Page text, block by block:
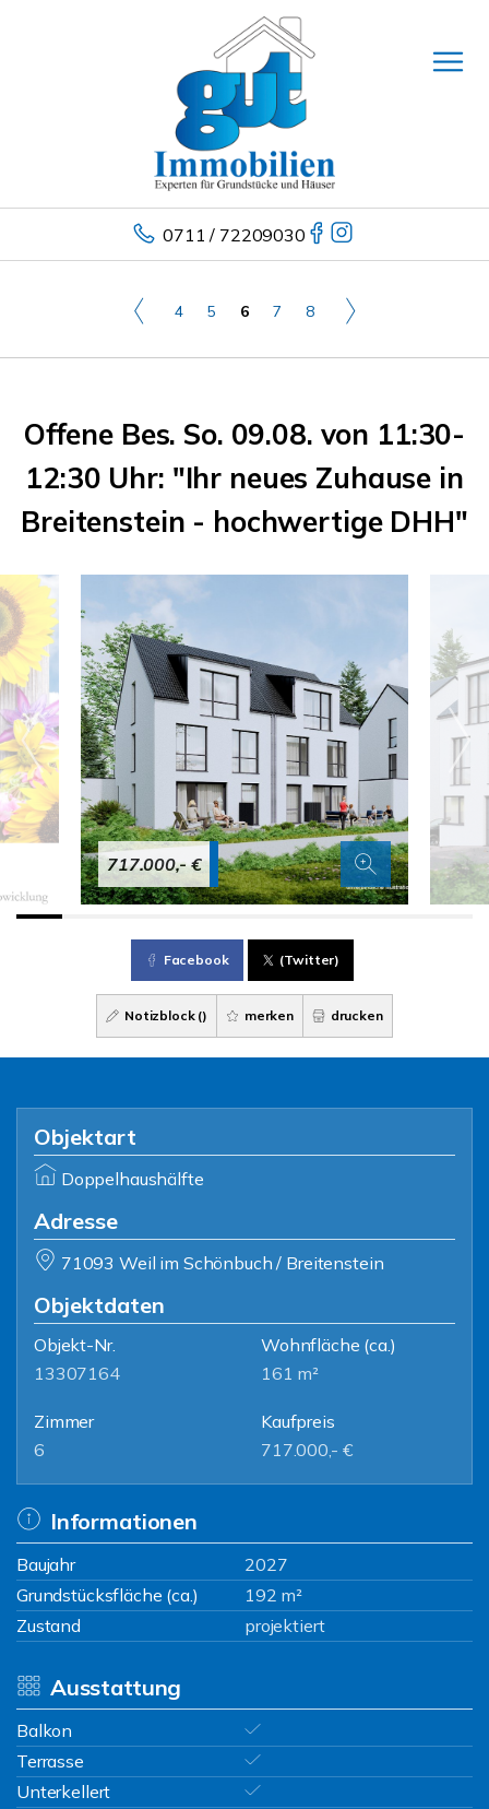
0711 / 72209030
4 5 6 7 8
Offene Bes. So. 09.08. von 11:30-
12:30 Uhr: "Ihr neues Zuhause in
Breitenstein - hochwertige DHH"
717.000,- €
Facebook (Twitter)
Notizblock () merken drucken
Objektart
Doppelhaushälfte
Adresse
71093 Weil im Schönbuch / Breitenstein
Objektdaten
Objekt-Nr.
13307164
Wohnfläche (ca.)
161 m²
Zimmer
6
Kaufpreis
717.000,- €
Informationen
Baujahr
2027
Grundstücksfläche (ca.)
192 m²
Zustand
projektiert
Ausstattung
Balkon
Terrasse
Unterkellert